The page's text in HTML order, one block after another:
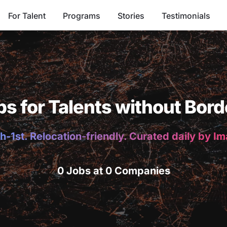
For Talent Programs Stories Testimonials
for Talents without
1st. Relocation-friendly. Curated daily by
0 Jobs at 0 Companies